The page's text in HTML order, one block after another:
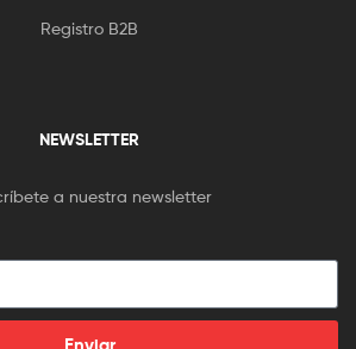
Registro B2B
NEWSLETTER
a nuestra newsletter